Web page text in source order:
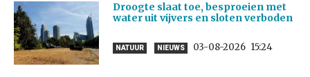
Droogte slaat toe, besproeien met
water uit vijvers en sloten verboden
NATUUR NIEUWS 03-08-2026 15:24